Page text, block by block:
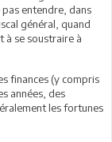
entendre, dans
général, quand
à se soustraire à
finances (y compris
années, des
les fortunes